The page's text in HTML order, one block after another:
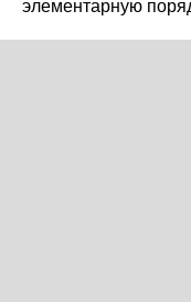
элементарную